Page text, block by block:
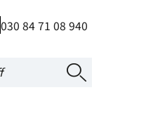
030 84 71 08 940